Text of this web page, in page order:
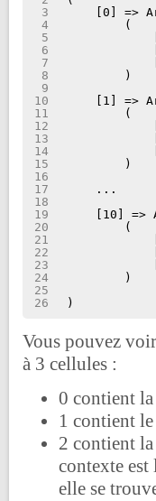
3
4
5
6
7
8
9
10
11
12
13
14
15
16
17
18
19
20
21
22
23
24
25
26
[0] =>
(
)
[1] =>
(
)
...
[10] =>
(
)
)
Vous pouvez
à 3 cellules :
0 contient la
1 contient
2 contient
contexte est
elle se